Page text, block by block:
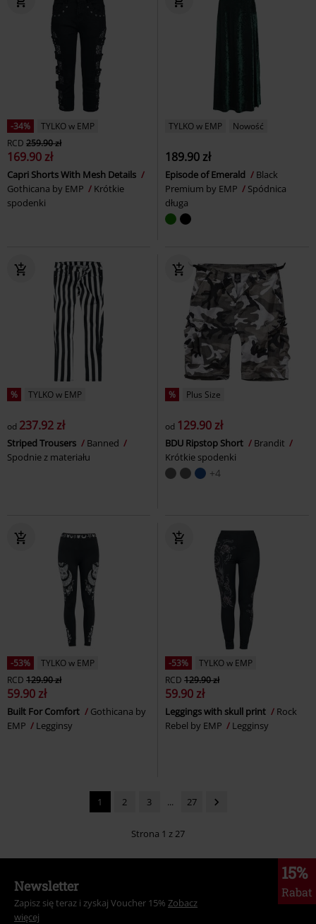
-34%
TYLKO w EMP
RCD 259.90 zł
169.90 zł
Capri Shorts With Mesh Details
Gothicana by EMP
Krótkie
spodenki
TYLKO w EMP Nowość
189.90 zł
Episode of Emerald
Black
Premium by EMP
Spódnica
długa
% TYLKO w EMP
od 237.92 zł
Striped Trousers
Banned
Spodnie z materiału
% Plus Size
od 129.90 zł
BDU Ripstop Short
Brandit
Krótkie spodenki
+4
-53%
TYLKO w EMP
RCD 129.90 zł
59.90 zł
Built For Comfort
Gothicana by
EMP
Legginsy
-53%
TYLKO w EMP
RCD 129.90 zł
59.90 zł
Leggings with skull print
Rock
Rebel by EMP
Legginsy
1 2 3 ... 27
Strona 1 z 27
15%
Rabat
Newsletter
Zapisz się teraz i zyskaj Voucher 15% Zobacz
więcej